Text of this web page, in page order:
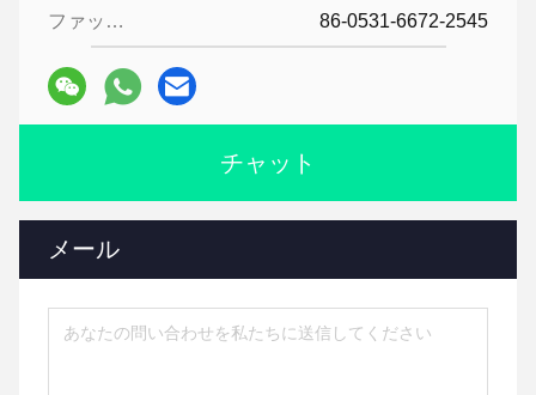
ファックス: 86-0531-6672-2545
チャット
メール